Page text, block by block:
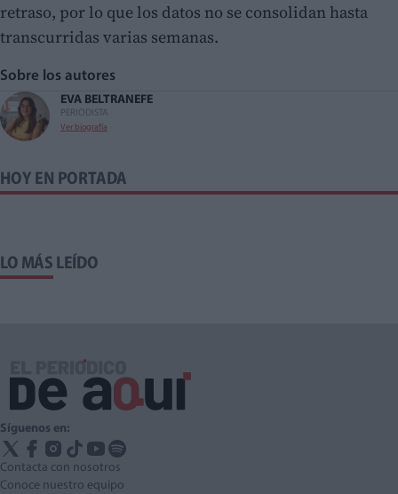
retraso, por lo que los datos no se consolidan hasta
transcurridas varias semanas.
Sobre los autores
EVA BELTRAN
PERIODISTA
Ver biografía
EFE
HOY EN PORTADA
LO MÁS LEÍDO
Síguenos en:
Contacta con nosotros
Conoce nuestro equipo